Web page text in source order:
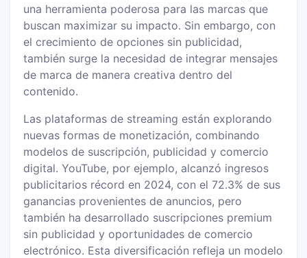
una herramienta poderosa para las marcas que
buscan maximizar su impacto. Sin embargo, con
el crecimiento de opciones sin publicidad,
también surge la necesidad de integrar mensajes
de marca de manera creativa dentro del
contenido.
Las plataformas de streaming están explorando
nuevas formas de monetización, combinando
modelos de suscripción, publicidad y comercio
digital. YouTube, por ejemplo, alcanzó ingresos
publicitarios récord en 2024, con el 72.3% de sus
ganancias provenientes de anuncios, pero
también ha desarrollado suscripciones premium
sin publicidad y oportunidades de comercio
electrónico. Esta diversificación refleja un modelo